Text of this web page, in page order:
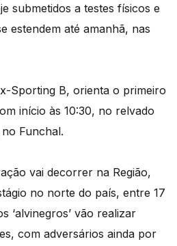
submetidos a testes físicos e
estendem até amanhã, nas
Sporting B, orienta o primeiro
início às 10:30, no relvado
Funchal.
vai decorrer na Região,
no norte do país, entre 17
‘alvinegros’ vão realizar
com adversários ainda por